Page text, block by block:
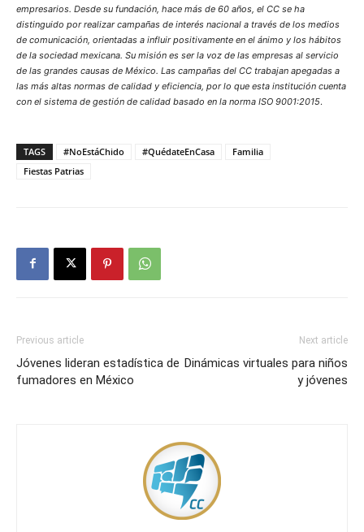
empresarios. Desde su fundación, hace más de 60 años, el CC se ha
distinguido por realizar campañas de interés nacional a través de los medios
de comunicación, orientadas a influir positivamente en el ánimo y los hábitos
de la sociedad mexicana. Su misión es ser la voz de las empresas al servicio
de las grandes causas de México. Las campañas del CC trabajan apegadas a
las más altas normas de calidad y eficiencia, por lo que esta institución cuenta
con el sistema de gestión de calidad basado en la norma ISO 9001:2015.
TAGS #NoEstáChido #QuédateEnCasa
Familia
Fiestas Patrias
Previous article
Jóvenes lideran estadística de
fumadores en México
Next article
Dinámicas virtuales para niños
y jóvenes